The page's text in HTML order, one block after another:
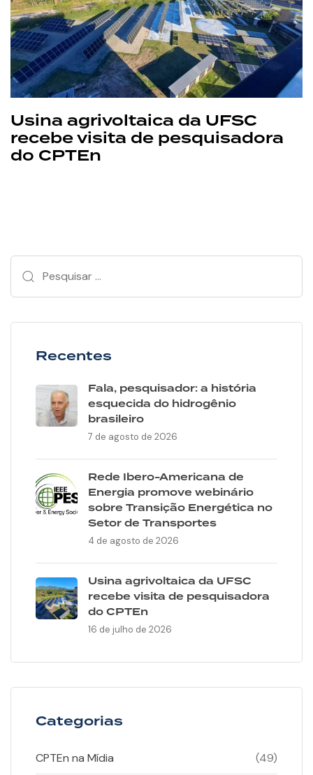
Usina agrivoltaica da UFSC
recebe visita de pesquisadora
do CPTEn
Recentes
Fala, pesquisador: a história
esquecida do hidrogênio
brasileiro
7 de agosto de 2026
Rede Ibero-Americana de
Energia promove webinário
sobre Transição Energética no
Setor de Transportes
4 de agosto de 2026
Usina agrivoltaica da UFSC
recebe visita de pesquisadora
do CPTEn
16 de julho de 2026
Categorias
CPTEn na Mídia (49)